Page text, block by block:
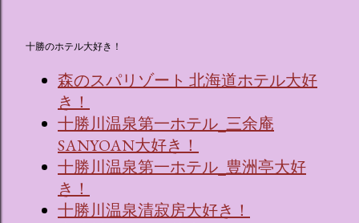
十勝のホテル大好き！
森のスパリゾート 北海道ホテル大好
き！
十勝川温泉第一ホテル_三余庵
SANYOAN大好き！
十勝川温泉第一ホテル_豊洲亭大好
き！
十勝川温泉清寂房大好き！